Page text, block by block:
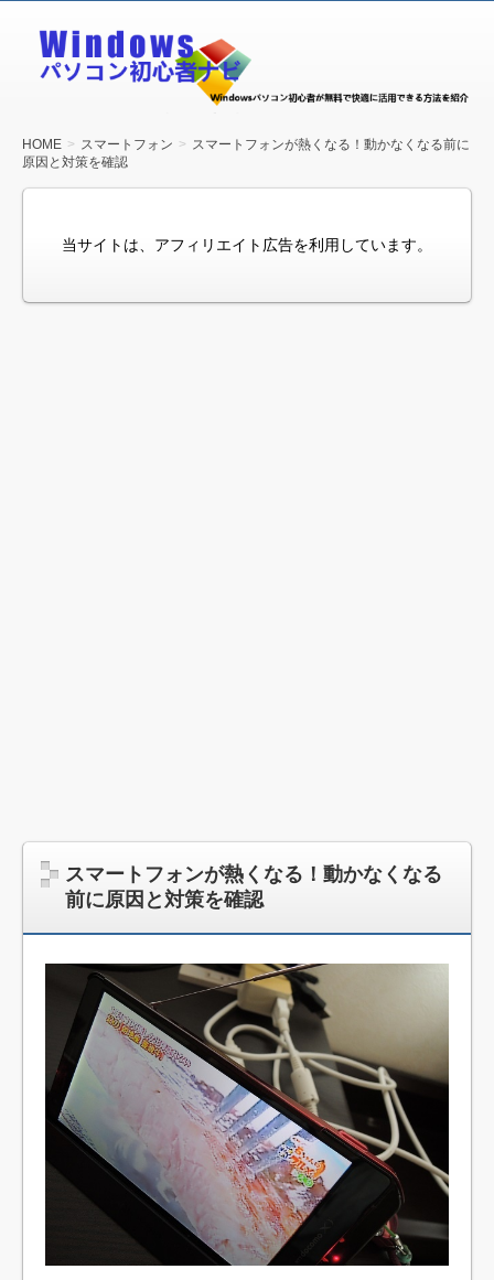
Windows
パソコン
HOME スマートフォン
スマートフォンが熱くなる！動かなくなる前に
原因と対策を確認
当サイトは、アフィリエイト広告を利用しています。
スマートフォンが熱くなる！動かなくなる
前に原因と対策を確認